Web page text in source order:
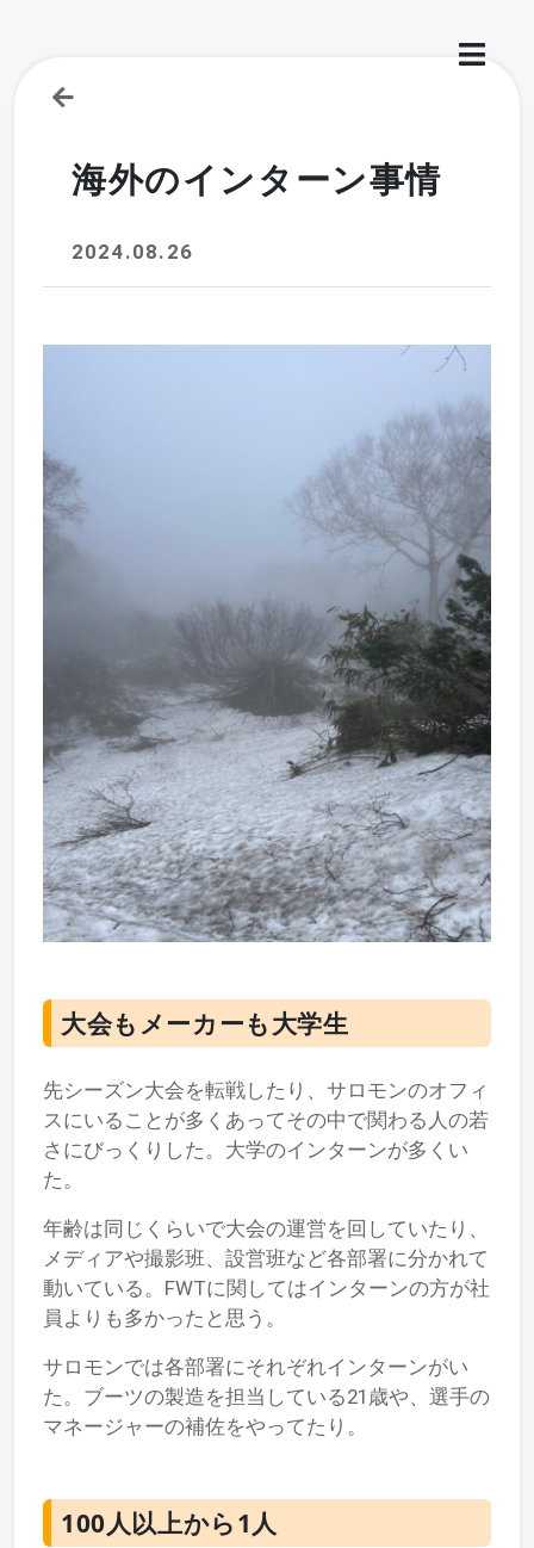
海外のインターン事情
2024.08.26
大会もメーカーも大学生
先シーズン大会を転戦したり、サロモンのオフィ
スにいることが多くあってその中で関わる人の若
さにびっくりした。大学のインターンが多くい
た。
年齢は同じくらいで大会の運営を回していたり、
メディアや撮影班、設営班など各部署に分かれて
動いている。FWTに関してはインターンの方が社
員よりも多かったと思う。
サロモンでは各部署にそれぞれインターンがい
た。ブーツの製造を担当している21歳や、選手の
マネージャーの補佐をやってたり。
100人以上から1人